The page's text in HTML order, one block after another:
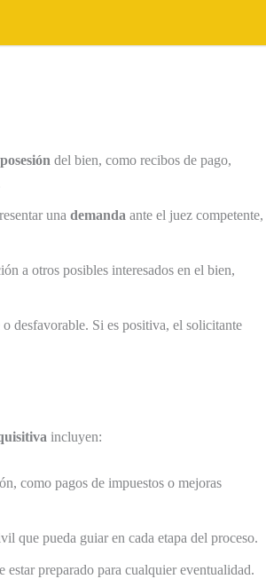
posesión del bien, como recibos de pago,
una demanda ante el juez competente,
a otros posibles interesados en el bien,
desfavorable. Si es positiva, el solicitante
incluyen:
como pagos de impuestos o mejoras
que pueda guiar en cada etapa del proceso.
preparado para cualquier eventualidad.